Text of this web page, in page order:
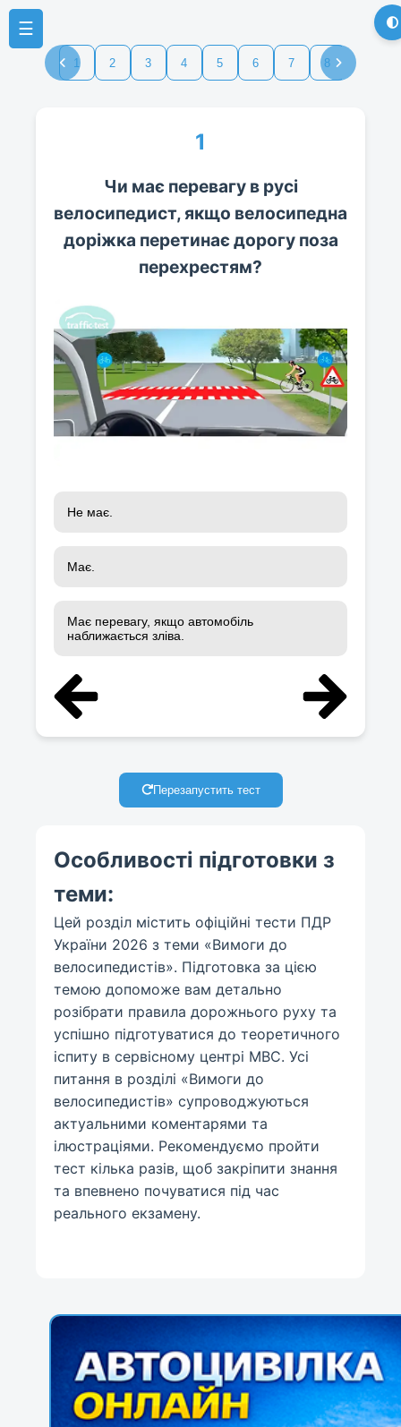
☰
1 2 3 4 5 6 7 8
1
Чи має перевагу в русі
велосипедист, якщо велосипедна
доріжка перетинає дорогу поза
перехрестям?
Не має.
Має.
Має перевагу, якщо автомобіль
наближається зліва.
Перезапустить тест
Особливості підготовки з
теми:
Цей розділ містить офіційні тести ПДР
України 2026 з теми «Вимоги до
велосипедистів». Підготовка за цією
темою допоможе вам детально
розібрати правила дорожнього руху та
успішно підготуватися до теоретичного
іспиту в сервісному центрі МВС. Усі
питання в розділі «Вимоги до
велосипедистів» супроводжуються
актуальними коментарями та
ілюстраціями. Рекомендуємо пройти
тест кілька разів, щоб закріпити знання
та впевнено почуватися під час
реального екзамену.